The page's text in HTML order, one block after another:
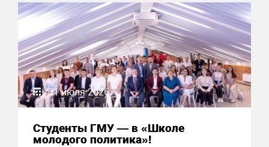
31 июля 2026
Студенты ГМУ — в «Школе
молодого политика»!